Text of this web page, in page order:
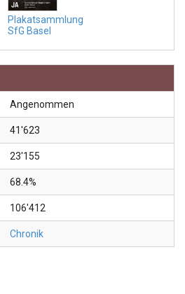
Plakatsammlung
SfG Basel
Angenommen
41'623
23'155
68.4%
106'412
Chronik